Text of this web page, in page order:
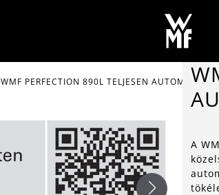
WMF PERFECTION 890L TELJESEN AUTOMATA
A